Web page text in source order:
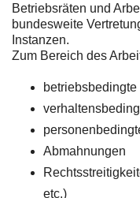
Betriebsräten und
bundesweite
Instanzen.
Zum Bereich des
Abmahnungen
etc.)